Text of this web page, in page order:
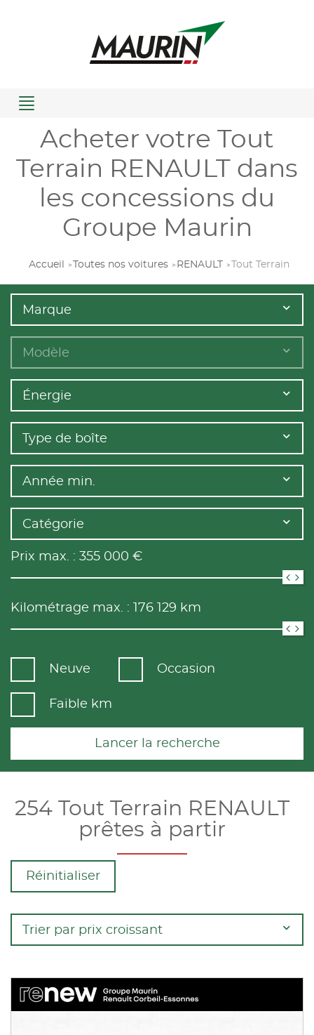
Menu
Acheter votre Tout
Terrain RENAULT dans
les concessions du
Groupe Maurin
Accueil Toutes nos voitures RENAULT Tout Terrain
Marque
Modèle
Énergie
Type de boîte
Année min.
Catégorie
Prix max. : 355 000 €
Kilométrage max. : 176 129 km
Neuve Occasion
Faible km
Lancer la recherche
254 Tout Terrain RENAULT
prêtes à partir
Réinitialiser
Trier par prix croissant